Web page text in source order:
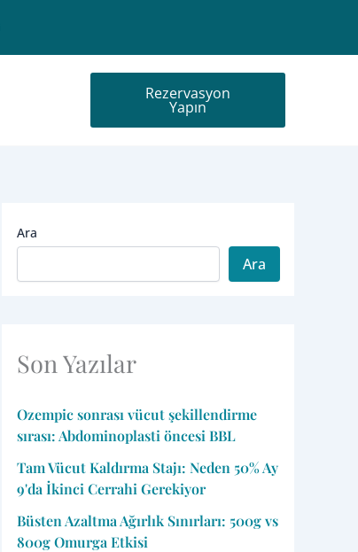
Rezervasyon
Yapın
Ara
Ara
Son Yazılar
Ozempic sonrası vücut şekillendirme
sırası: Abdominoplasti öncesi BBL
Tam Vücut Kaldırma Stajı: Neden 50% Ay
9'da İkinci Cerrahi Gerekiyor
Büsten Azaltma Ağırlık Sınırları: 500g vs
800g Omurga Etkisi